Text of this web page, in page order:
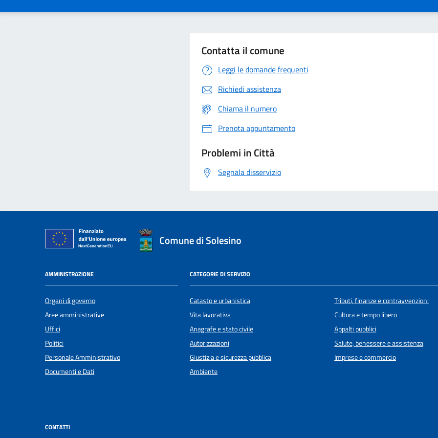
Contatta il comune
Leggi le domande frequenti
Richiedi assistenza
Chiama il numero
Prenota appuntamento
Problemi in Città
Segnala disservizio
Comune di Solesino
AMMINISTRAZIONE
Organi di governo
Aree amministrative
Uffici
Politici
Personale Amministrativo
Documenti e Dati
CATEGORIE DI SERVIZIO
Catasto e urbanistica
Vita lavorativa
Anagrafe e stato civile
Autorizzazioni
Giustizia e sicurezza pubblica
Ambiente
Tributi, finanze e contravvenzioni
Cultura e tempo libero
Appalti pubblici
Salute, benessere e assistenza
Imprese e commercio
CONTATTI